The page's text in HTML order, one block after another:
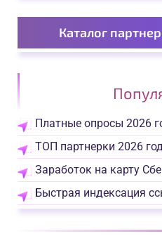
Каталог
Платные опросы 2026
ТОП партнерки 2026
Заработок на карту
Быстрая индексация